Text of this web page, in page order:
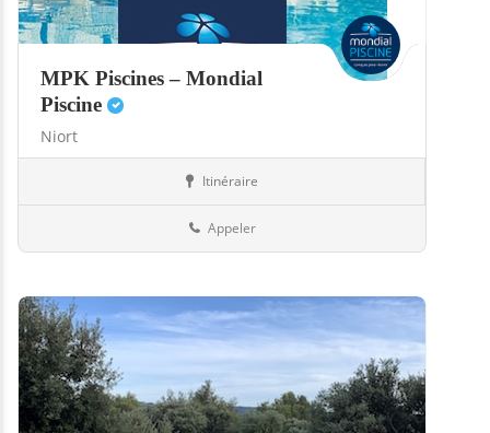
MPK Piscines – Mondial
Piscine
Niort
Itinéraire
Appeler